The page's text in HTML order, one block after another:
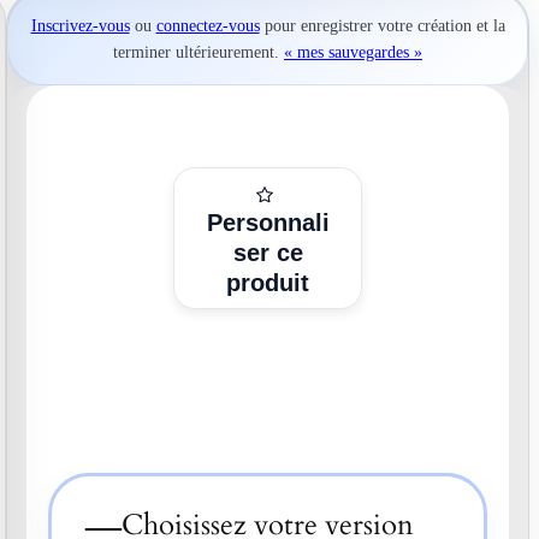
Inscrivez-vousou connectez-vouspour enregistrer votre création et la
terminer ultérieurement. « mes sauvegardes »
Personnali
ser ce
produit
—Choisissez votre version